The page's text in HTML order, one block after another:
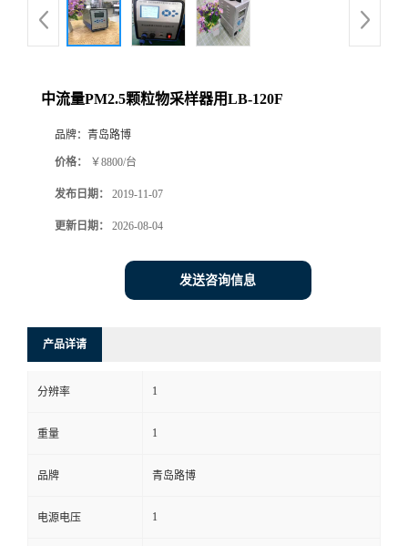
品
系
方
式
在
中流量PM2.5颗粒物采样器用LB-120F
品牌： 青岛路博
价格： ￥8800/台
发布日期： 2019-11-07
更新日期： 2026-08-04
发送咨询信息
产品详请
分辨率 1
重量 1
品牌 青岛路博
电源电压 1